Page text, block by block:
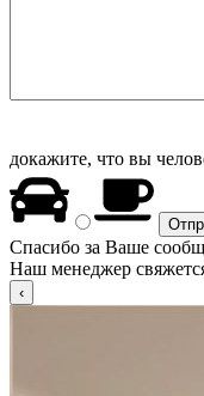
докажите, что вы
Спасибо за Ваше
Наш менеджер